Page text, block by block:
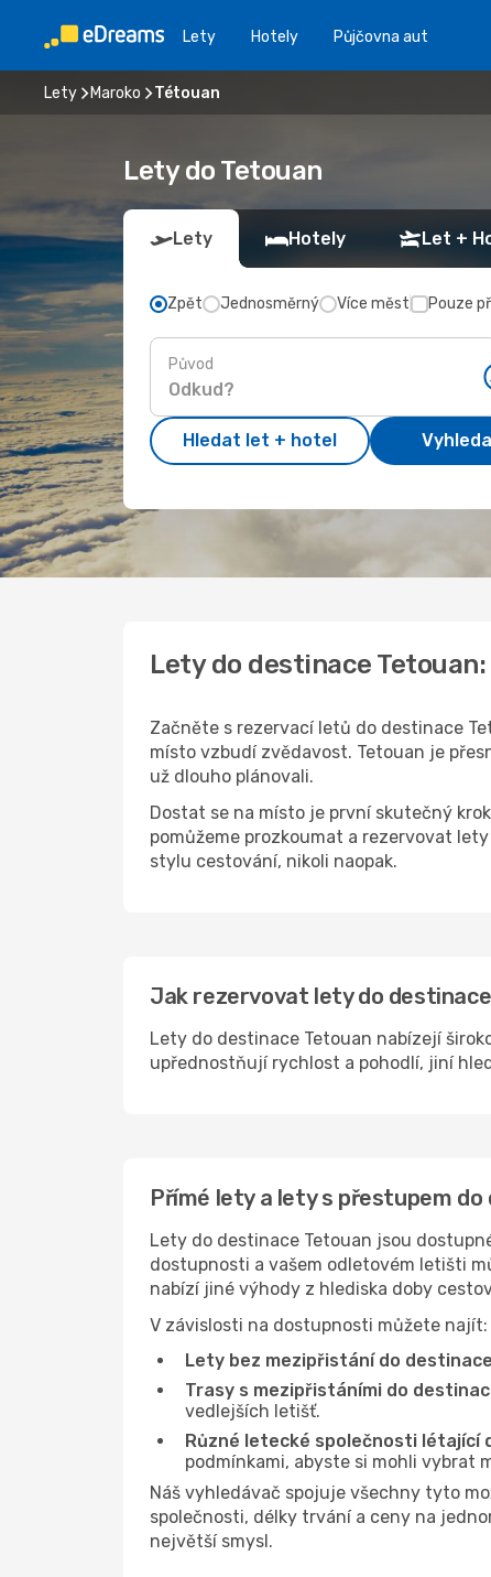
Lety Hotely Půjčovna aut
Lety Maroko Tétouan
Lety do Tetouan
Lety Hotely Let +
Zpět Jednosměrný Více měst Pouze
Původ
Hledat let + hotel
Lety do destinace
Začněte s rezervací letů do destinace
místo vzbudí zvědavost. Tetouan je
už dlouho plánovali.
Dostat se na místo je první skutečný
pomůžeme prozkoumat a rezervovat
stylu cestování, nikoli naopak.
Jak rezervovat lety do
Lety do destinace Tetouan nabízejí
upřednostňují rychlost a pohodlí, jiní
Přímé lety a lety s přestupem
Lety do destinace Tetouan jsou
dostupnosti a vašem odletovém letišti
nabízí jiné výhody z hlediska doby
V závislosti na dostupnosti můžete najít:
Lety bez mezipřistání do
Trasy s mezipřistáními do
vedlejších letišť.
Různé letecké společnosti létající
podmínkami, abyste si mohli vybrat
Náš vyhledávač spojuje všechny tyto
společnosti, délky trvání a ceny na
největší smysl.